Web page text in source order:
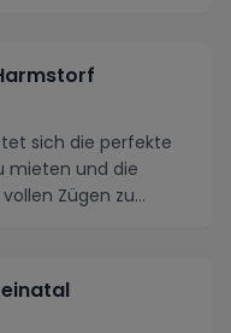
sich die perfekte
mieten und die
Zügen zu